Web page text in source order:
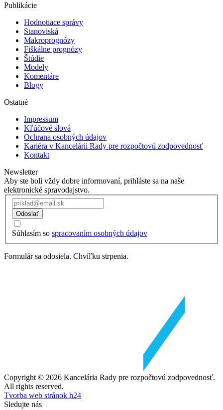
Publikácie
Hodnotiace správy
Stanoviská
Makroprognózy
Fiškálne prognózy
Štúdie
Modely
Komentáre
Blogy
Ostatné
Impressum
Kľúčové slová
Ochrana osobných údajov
Kariéra v Kancelárii Rady pre rozpočtovú zodpovednosť
Kontakt
Newsletter
Aby ste boli vždy dobre informovaní, prihláste sa na naše
elektronické spravodajstvo.
Odoslať
Súhlasím so spracovaním osobných údajov
Formulár sa odosiela. Chvíľku strpenia.
Copyright © 2026 Kancelária Rady pre rozpočtovú zodpovednosť.
All rights reserved.
Tvorba web stránok h24
Sledujte nás